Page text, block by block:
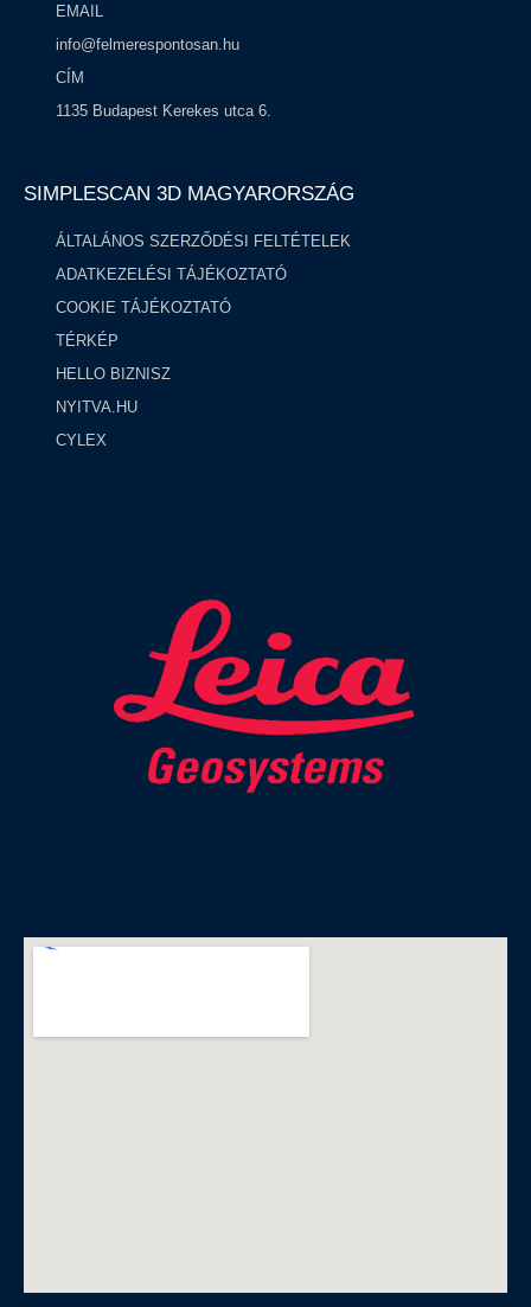
EMAIL
info@felmerespontosan.hu
CÍM
1135 Budapest Kerekes utca 6.
SIMPLESCAN 3D MAGYARORSZÁG​
ÁLTALÁNOS SZERZŐDÉSI FELTÉTELEK
ADATKEZELÉSI TÁJÉKOZTATÓ
COOKIE TÁJÉKOZTATÓ
TÉRKÉP
HELLO BIZNISZ
NYITVA.HU
CYLEX